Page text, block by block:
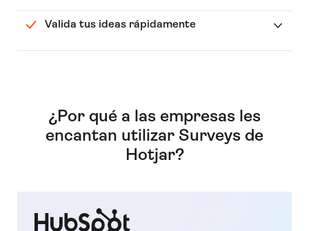
Valida tus ideas rápidamente
¿Por qué a las empresas les
encantan utilizar Surveys de
Hotjar?